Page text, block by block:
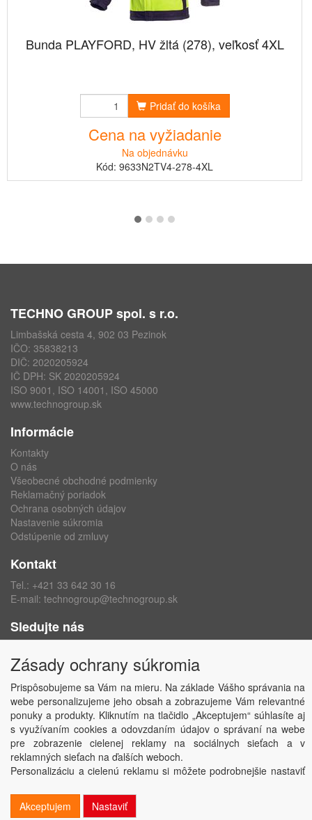
Bunda PLAYFORD, HV žltá (278), veľkosť 4XL
Pridať do košíka
Cena na vyžiadanie
Na objednávku
Kód: 9633N2TV4-278-4XL
TECHNO GROUP spol. s r.o.
Limbašská cesta 4, 902 03 Pezinok
IČO: 35838213
DIČ: 2020205924
IČ DPH: SK 2020205924
ISO 9001, ISO 14001, ISO 45000
www.technogroup.sk
Informácie
Kontakty
O nás
Všeobecné obchodné podmienky
Reklamačný poriadok
Ochrana osobných údajov
Nastavenie súkromia
Odstúpenie od zmluvy
Kontakt
Tel.: +421 33 642 30 16
E-mail: technogroup@technogroup.sk
Sledujte nás
Instagram
Copyright © TECHNO GROUP spol. s r.o.2026
Powered by ABRA
Zásady ochrany súkromia
Prispôsobujeme sa Vám na mieru. Na základe Vášho správania na
webe personalizujeme jeho obsah a zobrazujeme Vám relevantné
ponuky a produkty. Kliknutím na tlačidlo „Akceptujem“ súhlasíte aj
s využívaním cookies a odovzdaním údajov o správaní na webe
pre zobrazenie cielenej reklamy na sociálnych sieťach a v
reklamných sieťach na ďalších weboch.
Personalizáciu a cielenú reklamu si môžete podrobnejšie nastaviť
Akceptujem
Nastaviť